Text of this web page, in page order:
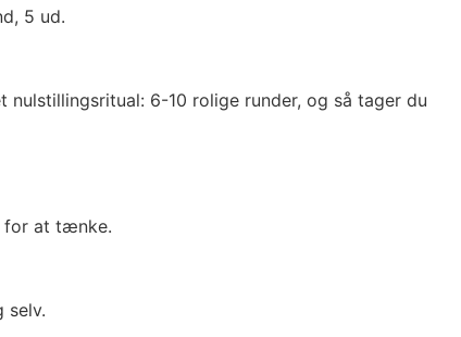
5 ud.
nulstillingsritual: 6-10 rolige runder, og så tager du
for at tænke.
selv.